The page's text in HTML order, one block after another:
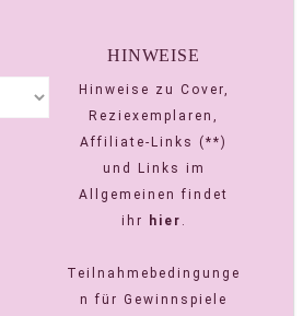
HINWEISE
Hinweise zu Cover,
Reziexemplaren,
Affiliate-Links (**)
und Links im
Allgemeinen findet
ihr
hier .
Teilnahmebedingunge
n für Gewinnspiele